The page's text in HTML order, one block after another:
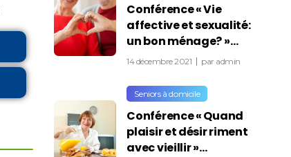
Conférence « Vie
affective et sexualité:
un bon ménage? »…
14 décembre 2021 par admin
Seniors à domicile
Conférence « Quand
plaisir et désir riment
avec vieillir »…